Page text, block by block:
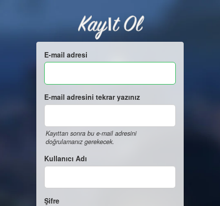
Kayıt Ol
E-mail adresi
E-mail adresini tekrar yazınız
Kayıttan sonra bu e-mail adresini
doğrulamanız gerekecek.
Kullanıcı Adı
Şifre